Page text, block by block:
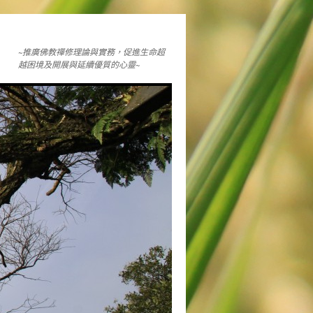
~推廣佛教禪修理論與實務，促進生命超
越困境及開展與延續優質的心靈~